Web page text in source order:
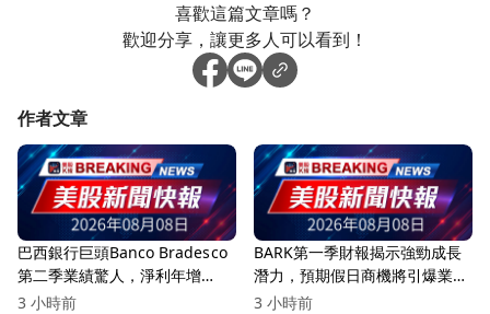
喜歡這篇文章嗎？
歡迎分享，讓更多人可以看到！
作者文章
巴西銀行巨頭Banco Bradesco
第二季業績驚人，淨利年增
16.2%！
3 小時前
BARK第一季財報揭示強勁成長
潛力，預期假日商機將引爆業
績！
3 小時前